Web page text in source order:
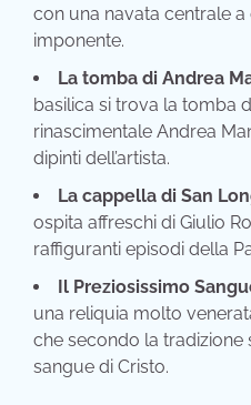
con una navata centrale
imponente.
La tomba di Andrea
basilica si trova la tomba
rinascimentale Andrea
dipinti dell’artista.
La cappella di San
ospita affreschi di Giulio
raffiguranti episodi della
Il Preziosissimo
una reliquia molto
che secondo la
sangue di Cristo.